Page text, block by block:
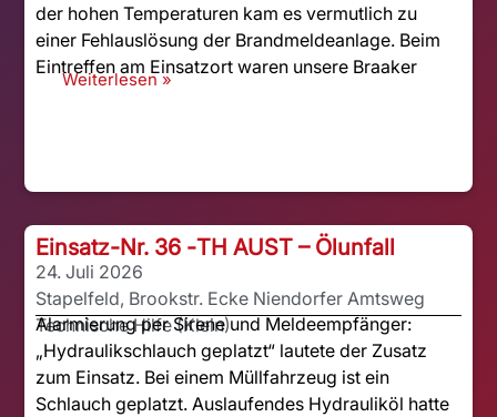
der hohen Temperaturen kam es vermutlich zu
einer Fehlauslösung der Brandmeldeanlage. Beim
Eintreffen am Einsatzort waren unsere Braaker
Weiterlesen »
Einsatz-Nr. 36 -TH AUST – Ölunfall
24. Juli 2026
Stapelfeld, Brookstr. Ecke Niendorfer Amtsweg
Technische Hilfe (Klein)
Alarmierung per Sirene und Meldeempfänger:
„Hydraulikschlauch geplatzt“ lautete der Zusatz
zum Einsatz. Bei einem Müllfahrzeug ist ein
Schlauch geplatzt. Auslaufendes Hydrauliköl hatte